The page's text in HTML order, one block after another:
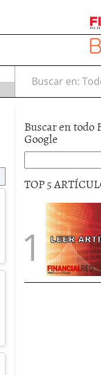
Buscar en:
Buscar en todo
Google
TOP 5